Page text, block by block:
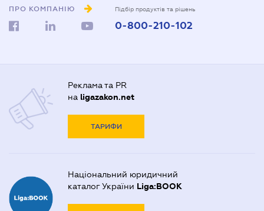
ПРО КОМПАНІЮ Підбір продуктів та рішень
0-800-210-102
Реклама та PR
на ligazakon.net
ТАРИФИ
Національний юридичний
каталог України Liga:BOOK